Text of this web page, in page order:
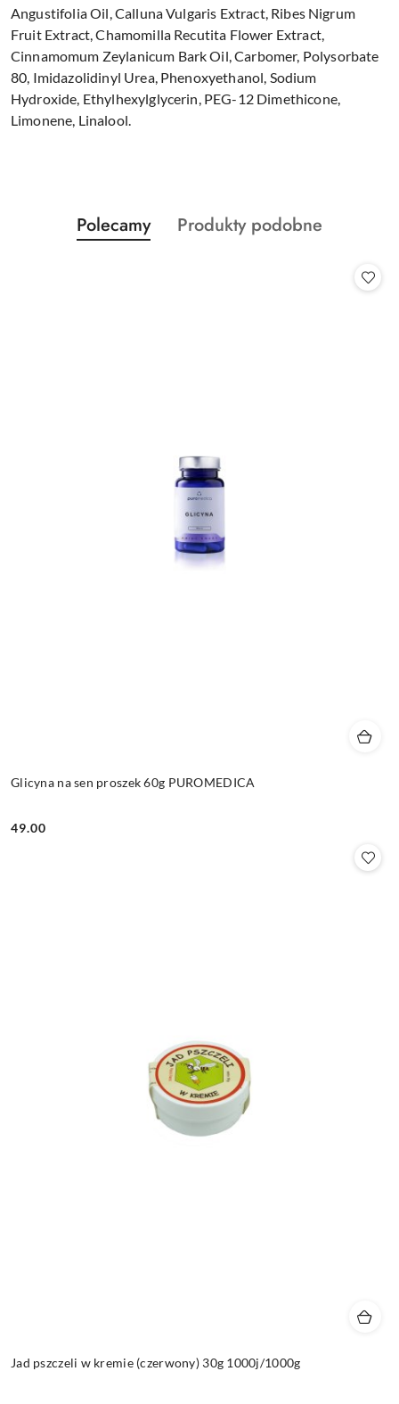
Angustifolia Oil, Calluna Vulgaris Extract, Ribes Nigrum
Fruit Extract, Chamomilla Recutita Flower Extract,
Cinnamomum Zeylanicum Bark Oil, Carbomer, Polysorbate
80, Imidazolidinyl Urea, Phenoxyethanol, Sodium
Hydroxide, Ethylhexylglycerin, PEG-12 Dimethicone,
Limonene, Linalool.
Pomiń karuzelę produktów
Produkty
o
Polecamy
Produkty
Produkty podobne
Glicyna na sen proszek 60g PUROMEDICA
Cena:
49.00
Jad pszczeli w kremie (czerwony) 30g 1000j/1000g